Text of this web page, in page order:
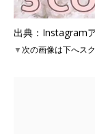
出典：Instagram
▼次の画像は下へス